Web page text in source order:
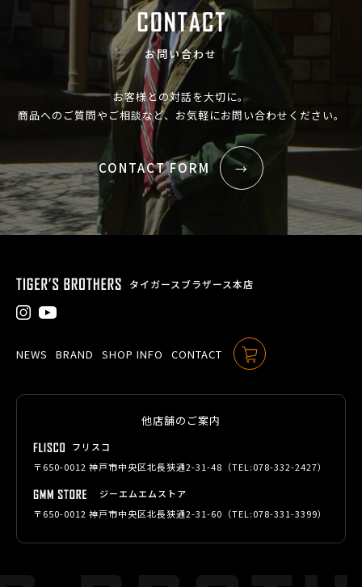
お問い合わせ
お客様との対話を大切に。
商品へのご質問やご相談など、お気軽にお問い合わせください。
CONTACT FORM
タイガースブラザース本店
NEWS BRAND SHOP INFO CONTACT ONLINE SHOP
他店舗のご案内
フリスコ
〒650-0012 神戸市中央区北長狭通2-31-48（TEL:078-332-2427）
ジーエムエムストア
〒650-0012 神戸市中央区北長狭通2-31-60（TEL:078-331-3399）